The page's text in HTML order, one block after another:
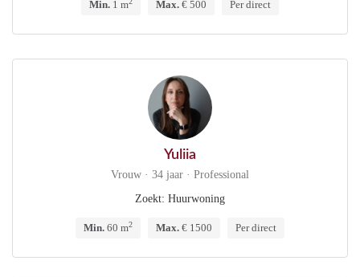
Min. 1 m Max. € 500 Per direct
Yuliia
Vrouw · 34 jaar · Professional
Zoekt: Huurwoning
Min. 60 m2 Max. € 1500 Per direct